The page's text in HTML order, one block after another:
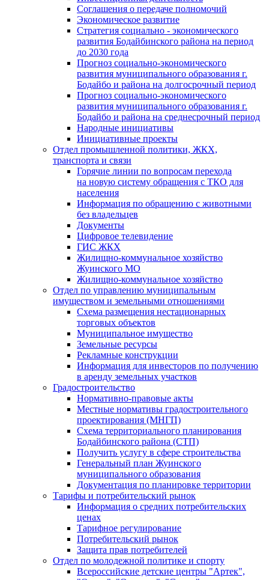
Соглашения о передаче полномочий
Экономическое развитие
Стратегия социально - экономического
развития Бодайбинского района на период
до 2030 года
Прогноз социально-экономического
развития муниципального образования г.
Бодайбо и района на долгосрочный период
Прогноз социально-экономического
развития муниципального образования г.
Бодайбо и района на среднесрочный период
Народные инициативы
Инициативные проекты
Отдел промышленной политики, ЖКХ,
транспорта и связи
Горячие линии по вопросам перехода
на новую систему обращения с ТКО для
населения
Информация по обращению с животными
без владельцев
Документы
Цифровое телевидение
ГИС ЖКХ
Жилищно-коммунальное хозяйство
Жуинского МО
Жилищно-коммунальное хозяйство
Отдел по управлению муниципальным
имуществом и земельными отношениями
Схема размещения нестационарных
торговых объектов
Муниципальное имущество
Земельные ресурсы
Рекламные конструкции
Информация для инвесторов по получению
в аренду земельных участков
Градостроительство
Нормативно-правовые акты
Местные нормативы градостроительного
проектирования (МНГП)
Схема территориального планирования
Бодайбинского района (СТП)
Получить услугу в сфере строительства
Генеральный план Жуинского
муниципального образования
Документация по планировке территории
Тарифы и потребительский рынок
Информация о средних потребительских
ценах
Тарифное регулирование
Потребительский рынок
Защита прав потребителей
Отдел по молодежной политике и спорту
Всероссийские детские центры "Артек",